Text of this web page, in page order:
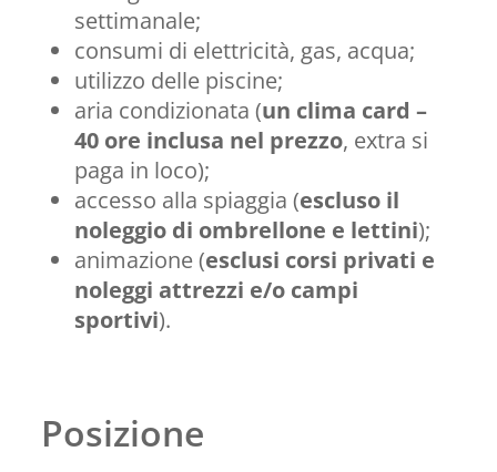
settimanale;
consumi di elettricità, gas, acqua;
utilizzo delle piscine;
aria condizionata (un clima card –
40 ore inclusa nel prezzo, extra si
paga in loco);
accesso alla spiaggia (escluso il
noleggio di ombrellone e lettini);
animazione (esclusi corsi privati e
noleggi attrezzi e/o campi
sportivi).
Posizione